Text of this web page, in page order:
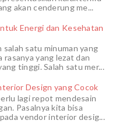
akan cenderung me...
Energi dan Kesehatan
salah satu minuman yang
rasanya yang lezat dan
tinggi. Salah satu mer...
Design yang Cocok
lagi repot mendesain
Pasalnya kita bisa
vendor interior desig...